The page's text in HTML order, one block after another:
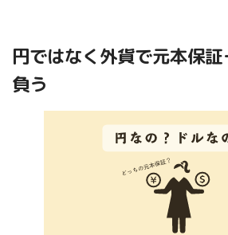
円ではなく外貨で元本保
負う